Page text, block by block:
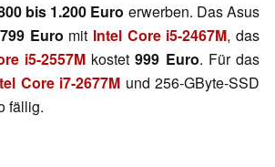
bis 1.200 Euro erwerben. Das Asus
799 Euro mit Intel Core i5-2467M, das
i5-2557Mkostet999 Euro. Für das
Core i7-2677M und 256-GByte-SSD
fällig.